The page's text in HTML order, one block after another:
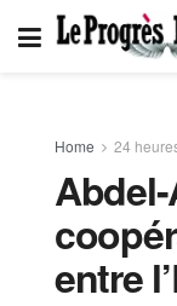
Home 24
entre